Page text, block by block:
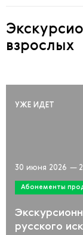
взрослых
УЖЕ ИДЕТ
30 июня 2026 —
Абонементы
русского